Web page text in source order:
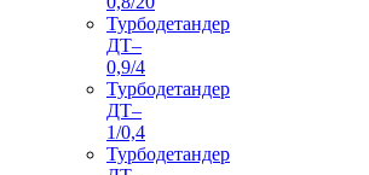
Турбодетандер
ДТ–
0,9/4
Турбодетандер
ДТ–
1/0,4
Турбодетандер